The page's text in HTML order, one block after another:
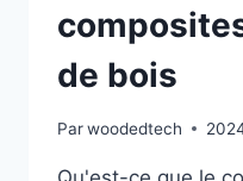
de bois
Parwoodedtech